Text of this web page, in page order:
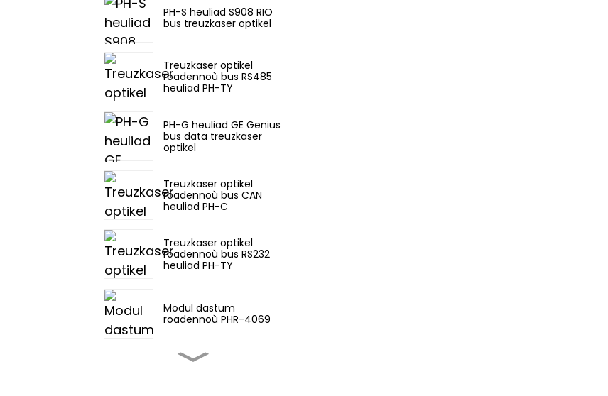
PH-S heuliad S908 RIO
bus treuzkaser optikel
Treuzkaser optikel
roadennoù bus RS485
heuliad PH-TY
PH-G heuliad GE Genius
bus data treuzkaser
optikel
Treuzkaser optikel
roadennoù bus CAN
heuliad PH-C
Treuzkaser optikel
roadennoù bus RS232
heuliad PH-TY
Modul dastum
roadennoù PHR-4069
PH-Co series RS422